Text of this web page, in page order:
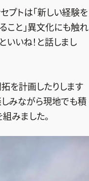
US
タイル、
プトは「新しい経験を
こと」異文化にも触れ
いいね！と話しまし
を計画したりします
しみながら現地でも積
みました。